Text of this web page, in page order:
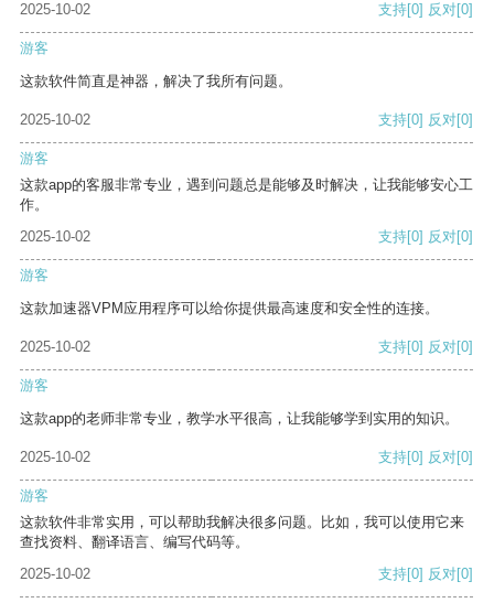
2025-10-02
支持[0] 反对[0]
游客
这款软件简直是神器，解决了我所有问题。
2025-10-02 支持[0] 反对[0]
游客
这款app的客服非常专业，遇到问题总是能够及时解决，让我能够安心工
作。
2025-10-02
支持[0] 反对[0]
游客
这款加速器VPM应用程序可以给你提供最高速度和安全性的连接。
2025-10-02 支持[0] 反对[0]
游客
这款app的老师非常专业，教学水平很高，让我能够学到实用的知识。
2025-10-02 支持[0] 反对[0]
游客
这款软件非常实用，可以帮助我解决很多问题。比如，我可以使用它来
查找资料、翻译语言、编写代码等。
2025-10-02
支持[0] 反对[0]